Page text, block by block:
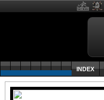
INDEX